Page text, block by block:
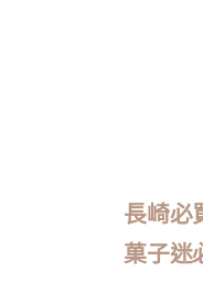
長崎必
菓子迷